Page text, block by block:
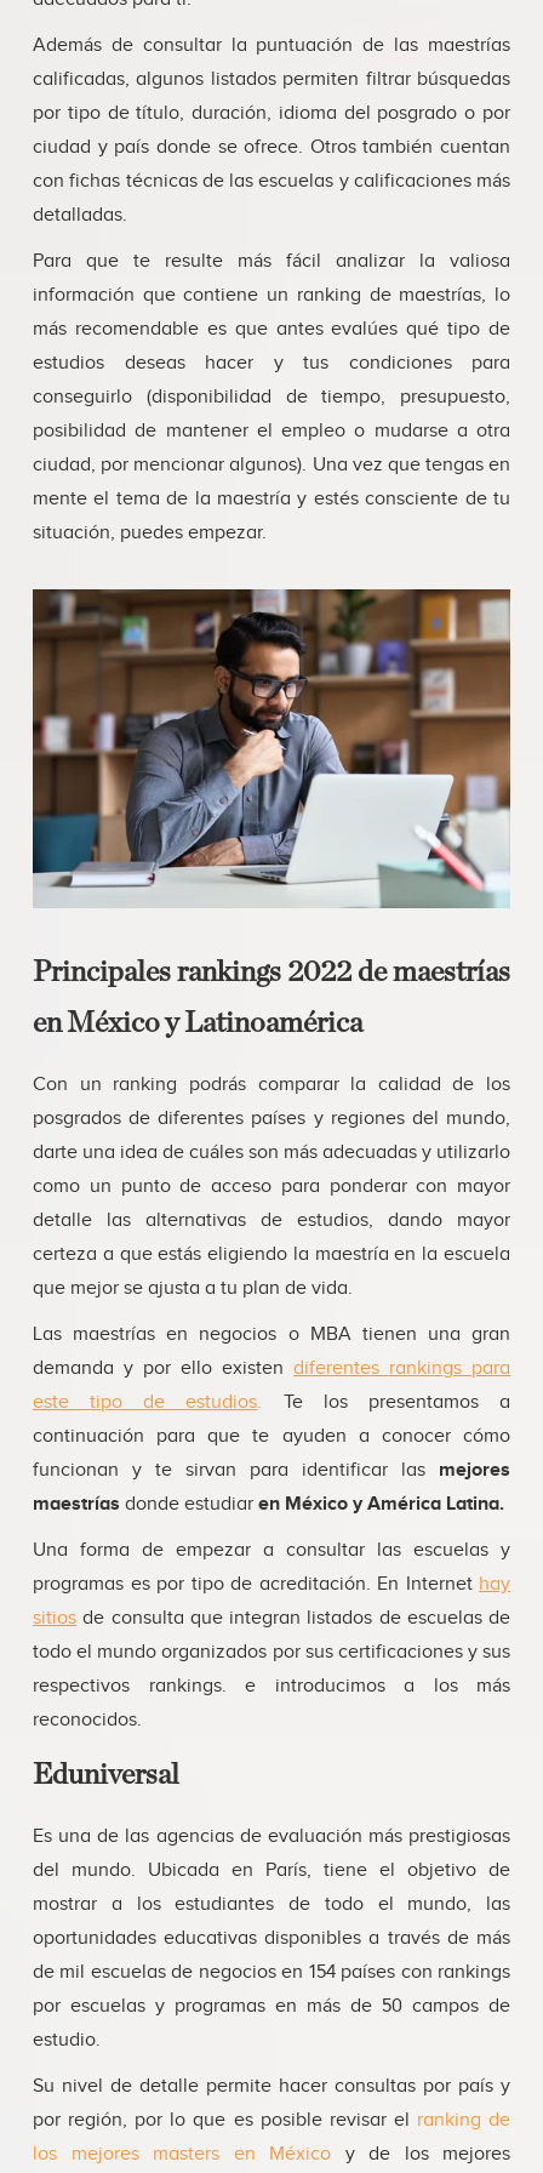
Además de consultar la puntuación de las maestrías
calificadas, algunos listados permiten filtrar búsquedas
por tipo de título, duración, idioma del posgrado o por
ciudad y país donde se ofrece. Otros también cuentan
con fichas técnicas de las escuelas y calificaciones más
detalladas.
Para que te resulte más fácil analizar la valiosa
información que contiene un ranking de maestrías, lo
más recomendable es que antes evalúes qué tipo de
estudios deseas hacer y tus condiciones para
conseguirlo (disponibilidad de tiempo, presupuesto,
posibilidad de mantener el empleo o mudarse a otra
ciudad, por mencionar algunos). Una vez que tengas en
mente el tema de la maestría y estés consciente de tu
situación, puedes empezar.
Principales rankings 2022 de maestrías
en México y Latinoamérica
Con un ranking podrás comparar la calidad de los
posgrados de diferentes países y regiones del mundo,
darte una idea de cuáles son más adecuadas y utilizarlo
como un punto de acceso para ponderar con mayor
detalle las alternativas de estudios, dando mayor
certeza a que estás eligiendo la maestría en la escuela
que mejor se ajusta a tu plan de vida.
Las maestrías en negocios o MBA tienen una gran
demanda y por ello existen diferentes rankings para
este tipo de estudios. Te los presentamos a
continuación para que te ayuden a conocer cómo
funcionan y te sirvan para identificar las mejores
maestrías donde estudiar en México y América Latina.
Una forma de empezar a consultar las escuelas y
programas es por tipo de acreditación. En Internet hay
sitios de consulta que integran listados de escuelas de
todo el mundo organizados por sus certificaciones y sus
respectivos rankings. e introducimos a los más
reconocidos.
Eduniversal
Es una de las agencias de evaluación más prestigiosas
del mundo. Ubicada en París, tiene el objetivo de
mostrar a los estudiantes de todo el mundo, las
oportunidades educativas disponibles a través de más
de mil escuelas de negocios en 154 países con rankings
por escuelas y programas en más de 50 campos de
estudio.
Su nivel de detalle permite hacer consultas por país y
por región, por lo que es posible revisar el ranking de
los mejores masters en México y de los mejores